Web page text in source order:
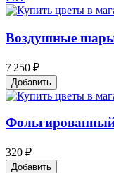
Воздушные
7 250 ₽
Добавить
320 ₽
Добавить